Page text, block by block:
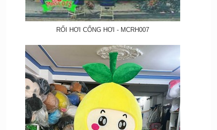
RỐI HƠI CỔNG HƠI - MCRH007